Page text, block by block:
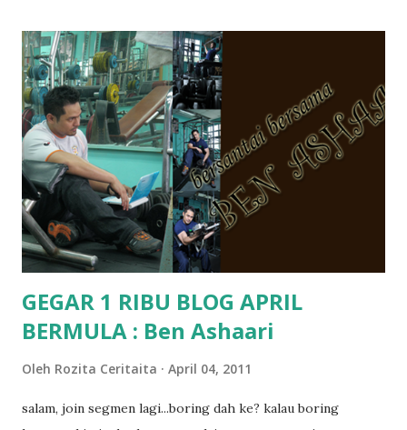
tanya sapa-sapa pun masa tu.. bila fikir-fikirkan balik terasa
jugak masa alahai teruknya kami sebagai ibubapa.. dan kami
terasa jugak semakin teruk bila abg long dah masuk 2 tahun
kat salah satu tadika swasta ni.. tapi nampaknya kenal huruf
pun tak tau.. pengsan aku bila ingat balik.. aku mula fikir
mungkin sebab abg long sendiri jenis budak yang ada
masalah dyslexia.. tapi minor la.. nanti la aku cerita pasal
dyslexia tu.. lepas tu kami buat keputusan pu...
GEGAR 1 RIBU BLOG APRIL
BERMULA : Ben Ashaari
Oleh Rozita Ceritaita April 04, 2011
salam, join segmen lagi...boring dah ke? kalau boring